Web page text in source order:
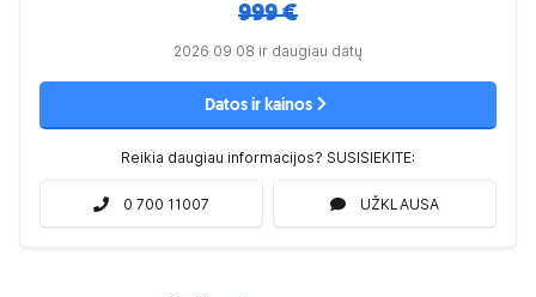
999 €
2026 09 08 ir daugiau datų
Datos ir kainos
Reikia daugiau informacijos? SUSISIEKITE:
0 700 11007 UŽKLAUSA